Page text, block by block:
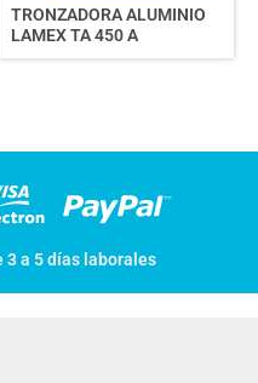
TRONZADORA ALUMINIO
LAMEX TA 450 A
3 a 5 días laborales